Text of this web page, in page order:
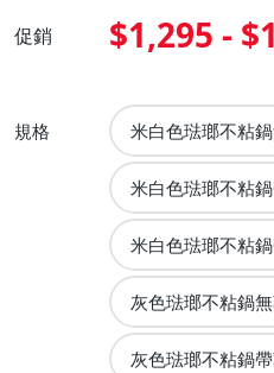
促銷 $1,295 -
規格 米白色琺瑯不粘
米白色琺瑯不粘
米白色琺瑯不粘
灰色琺瑯不粘鍋
灰色琺瑯不粘鍋